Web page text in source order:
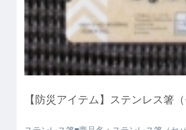
【防災アイテム】ステンレス箸（